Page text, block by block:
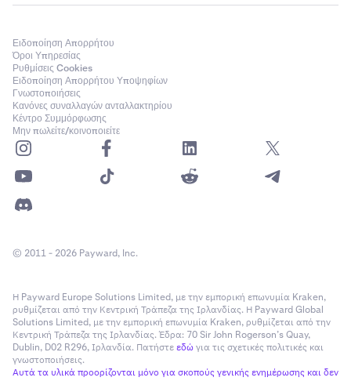
Ειδοποίηση Απορρήτου
Όροι Υπηρεσίας
Ρυθμίσεις Cookies
Ειδοποίηση Απορρήτου Υποψηφίων
Γνωστοποιήσεις
Κανόνες συναλλαγών ανταλλακτηρίου
Κέντρο Συμμόρφωσης
Μην πωλείτε/κοινοποιείτε
© 2011 - 2026 Payward, Inc.
Η Payward Europe Solutions Limited, με την εμπορική επωνυμία Kraken,
ρυθμίζεται από την Κεντρική Τράπεζα της Ιρλανδίας. Η Payward Global
Solutions Limited, με την εμπορική επωνυμία Kraken, ρυθμίζεται από την
Κεντρική Τράπεζα της Ιρλανδίας. Έδρα: 70 Sir John Rogerson’s Quay,
Dublin, D02 R296, Ιρλανδία. Πατήστεεδώγια τις σχετικές πολιτικές και
γνωστοποιήσεις.
Αυτά τα υλικά προορίζονται μόνο για σκοπούς γενικής ενημέρωσης και δεν